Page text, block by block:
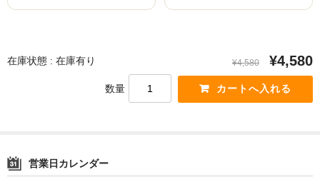
在庫状態 : 在庫有り ¥4,580 ¥4,580
数量
営業日カレンダー